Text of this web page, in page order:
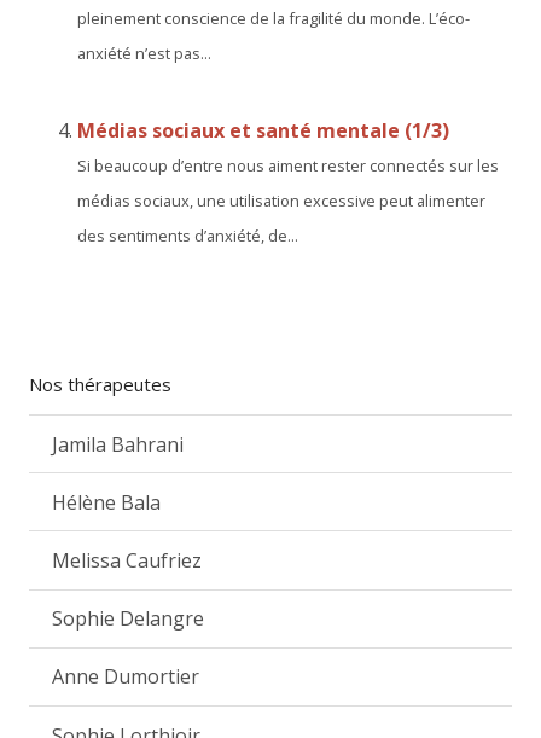
pleinement conscience de la fragilité du monde. L’éco-
anxiété n’est pas...
Médias sociaux et santé mentale (1/3)
Si beaucoup d’entre nous aiment rester connectés sur les
médias sociaux, une utilisation excessive peut alimenter
des sentiments d’anxiété, de...
Nos thérapeutes
Jamila Bahrani
Hélène Bala
Melissa Caufriez
Sophie Delangre
Anne Dumortier